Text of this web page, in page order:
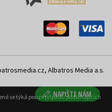
NAPIŠTE NÁM
Albatros Media a.s.
se týká pouze případů podléhajících